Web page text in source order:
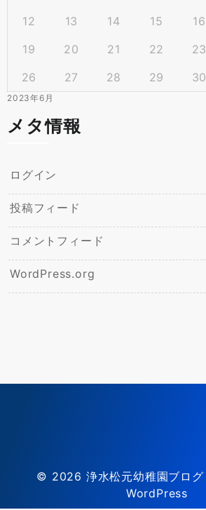
2023年6月
12
13 14 15 16
19
20 21 22 23
26
27 28 29 30
メタ情報
ログイン
投稿フィード
コメントフィード
WordPress.org
© 2026 浄水松元幼稚園ブログ
WordPress